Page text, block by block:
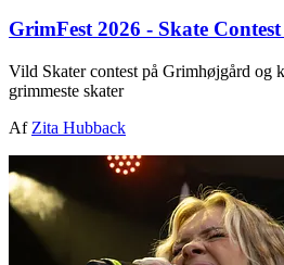
GrimFest 2026 - Skate
Vild Skater contest på Grimhøjgård og
grimmeste skater
Af Zita Hubback